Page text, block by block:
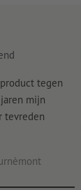
tegen
mijn
tevreden